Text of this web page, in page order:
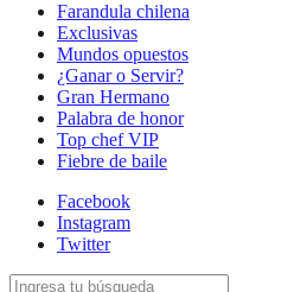
Farandula chilena
Exclusivas
Mundos opuestos
¿Ganar o Servir?
Gran Hermano
Palabra de honor
Top chef VIP
Fiebre de baile
Facebook
Instagram
Twitter